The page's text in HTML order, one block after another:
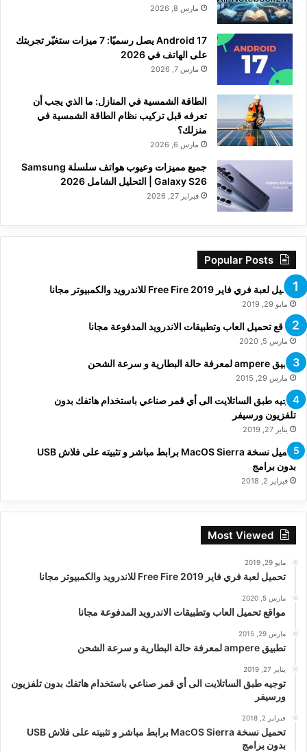
مارس 8, 2026
Android 17 يصل رسميًا: 7 ميزات ستغيّر تجربتك
على الهاتف في 2026
مارس 7, 2026
الطاقة الشمسية في المنازل: ما الذي يجب أن
تعرفه قبل تركيب نظام الطاقة الشمسية في
منزلك؟
مارس 6, 2026
جميع مميزات وعيوب هواتف سلسلة Samsung
Galaxy S26 | التحليل الشامل 2026
فبراير 27, 2026
Popular Posts
تحميل لعبة فري فاير Free Fire 2019 للاندرويد والكمبيوتر مجانا
مايو 29, 2019
مواقع تحميل العاب وتطبيقات الاندرويد المدفوعة مجانا
مارس 5, 2020
تطبيق ampere لمعرفة حالة البطارية و سرعة الشحن
مارس 29, 2015
توجيه طبق الساتلايت الى أي قمر صناعي باستخدام هاتفك بدون
تلفزيون ورسيفر
يناير 27, 2019
تحميل نسخة MacOS Sierra برابط مباشر و تثبيته على فلاش USB
بدون برامج
فبراير 2, 2018
Most Viewed
مايو 29, 2019
تحميل لعبة فري فاير Free Fire 2019 للاندرويد والكمبيوتر مجانا
مارس 5, 2020
مواقع تحميل العاب وتطبيقات الاندرويد المدفوعة مجانا
مارس 29, 2015
تطبيق ampere لمعرفة حالة البطارية و سرعة الشحن
يناير 27, 2019
توجيه طبق الساتلايت الى أي قمر صناعي باستخدام هاتفك بدون تلفزيون
ورسيفر
فبراير 2, 2018
تحميل نسخة MacOS Sierra برابط مباشر و تثبيته على فلاش USB
بدون برامج